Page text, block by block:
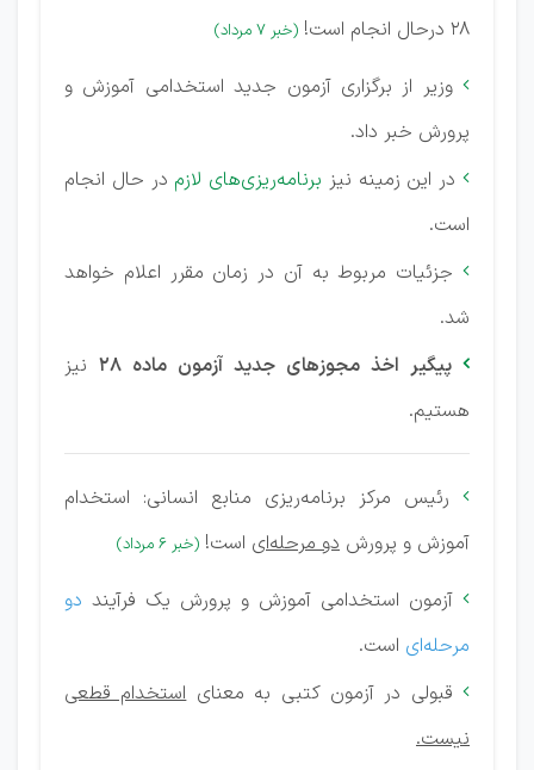
28 درحال انجام است!
(خبر 7 مرداد)
 وزیر از برگزاری آزمون جدید استخدامی آموزش‌ و
پرورش خبر داد.
در این زمینه نیز برنامه‌ریزی‌های لازم در حال انجام
است.
 جزئیات مربوط به آن در زمان مقرر اعلام خواهد
شد.
 پیگیر اخذ مجوزهای جدید آزمون ماده 28
نیز
هستیم.

رئیس مرکز برنامه‌ریزی منابع انسانی: استخدام
آموزش و پرورش دو مرحله‌ای است! (خبر 6 مرداد)
 آزمون استخدامی آموزش و پرورش یک فرآیند دو
مرحله‌ای است.
 قبولی در آزمون کتبی به معنایاستخدام قطعی
نیست.